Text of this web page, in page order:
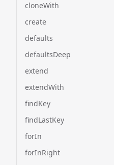
cloneWith
create
defaults
defaultsDeep
extend
extendWith
findKey
findLastKey
forIn
forInRight